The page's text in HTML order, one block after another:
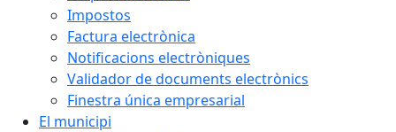
Impostos
Factura electrònica
Notificacions electròniques
Validador de documents electrònics
Finestra única empresarial
El municipi